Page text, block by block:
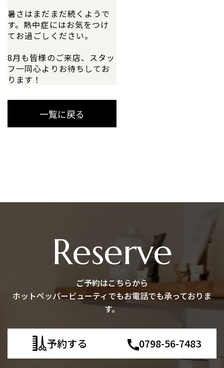
暑さはまだまだ続くようで
す。熱中症にはお気をつけ
てお過ごしください。
8月も皆様のご来店、スタッ
フ一同心よりお待ちしてお
ります！
一覧に戻る
Reserve
ご予約はこちらから
ホットペッパービューティでもお電話でも承っておりま
す。
予約する 0798-56-7483